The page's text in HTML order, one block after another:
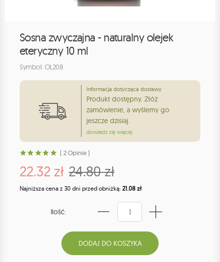
Sosna zwyczajna - naturalny olejek
eteryczny 10 ml
Symbol: OL208
Informacja dotycząca dostawy
Produkt dostępny. Złóż
zamówienie, a wyślemy go
jeszcze dzisiaj.
dowiedz się więcej
( 2 Opinie )
22.32 zł 24.80 zł
Najniższa cena z 30 dni przed obniżką: 21.08 zł
Ilość: